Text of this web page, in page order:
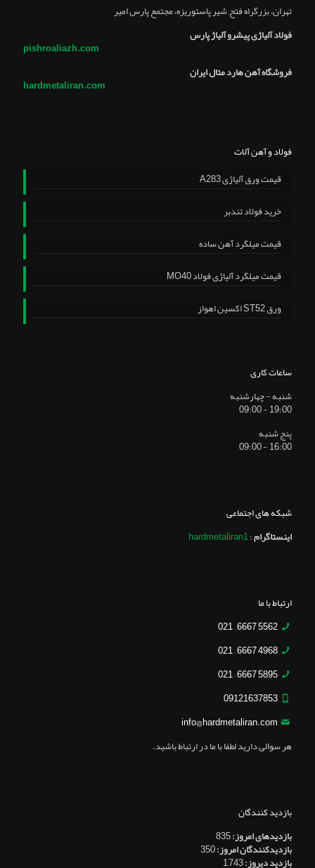
تهران، بزرگراه فتح, شير پاستوريزه، مجتمع پارس امير
فولاد آلیاژی پیشرو آلیاژ پارس
pishroaliazh.com
فروشگاه آهن هارد متال ایران
hardmetaliran.com
فولاد و آهن آلات
قیمت ورق آلیاژی A283
خرید فولاد تندبر
قیمت میلگرد آهن ساده
قیمت میلگرد آلیاژی فولاد MO40
ورق ST52 اکسین اهواز
ساعات کاری
شنبه - چهارشنبه
19:00 - 09:00
پنج شنبه
16:00 - 09:00
شبکه های اجتماعی
اینستاگرام:
hardmetaliran1
ارتباط با ما
5562 6667 – 021
4968 6667 – 021
5895 6667 – 021
09121637853
info@hardmetaliran.com
هر سوالی دارید لطفا با ما در ارتباط باشید.
بازدید کنندگان
بازدیدهای امروز:835
بازدیدکنندگان امروز:350
بازدید دیروز:1,743